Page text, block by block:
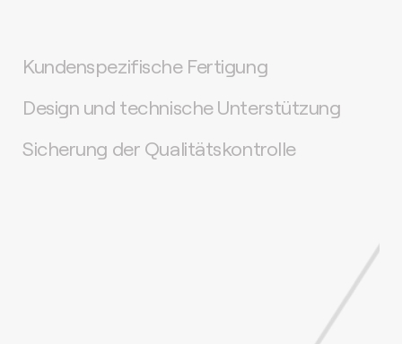
Kundenspezifische Fertigung
Design und technische Unterstützung
Sicherung der Qualitätskontrolle